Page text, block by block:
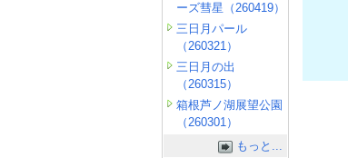
ーズ彗星（260419）
三日月パール
（260321）
三日月の出
（260315）
箱根芦ノ湖展望公園
（260301）
もっと...